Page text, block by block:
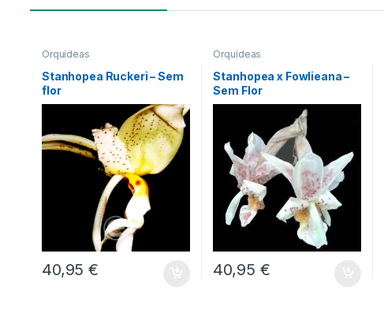
Orquídeas
Stanhopea Ruckeri – Sem
flor
40,95€
Orquídeas
Stanhopea x Fowlieana –
Sem Flor
40,95 €